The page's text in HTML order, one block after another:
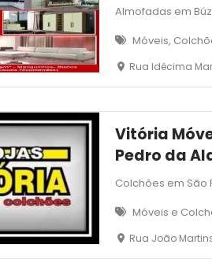
Almofadas em
Móveis,
Rua Idécima Maria
Vitória
Pedro da
Colchões em São
Móveis e
Rua João Martins, 323 -